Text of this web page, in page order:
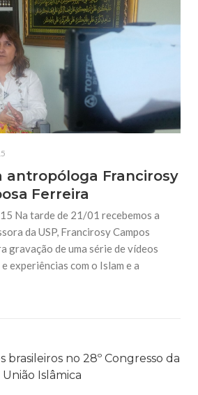
antropóloga Francirosy
Ferreira
Na tarde de 21/01 recebemos a
da USP, Francirosy Campos
gravação de uma série de vídeos
experiências com o Islam e a